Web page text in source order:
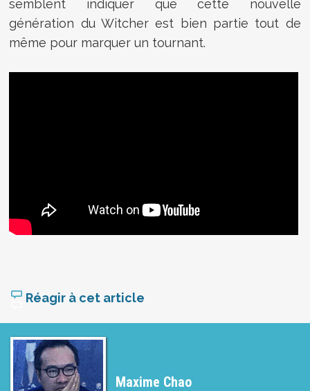
semblent indiquer que cette nouvelle
génération du Witcher est bien partie tout de
même pour marquer un tournant.
Réagir à cet article
Maxime Chao